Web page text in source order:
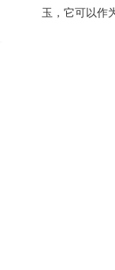
玉，它可以作